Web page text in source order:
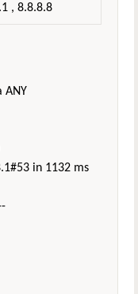
, 8.8.8.8
ANY
in 1132 ms